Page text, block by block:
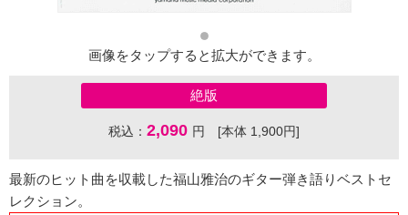
画像をタップすると拡大ができます。
絶版
税込： 2,090 円 [本体 1,900円]
最新のヒット曲を収載した福山雅治のギター弾き語りベストセ
レクション。